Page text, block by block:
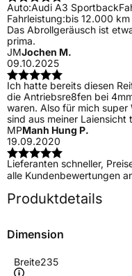
Auto:Audi A3 Sportback
Fahrleistung:bis 12.000
Das Abrollgeräusch ist
prima.
JMJochen M.
09.10.2025
Ich hatte bereits diesen
die Antriebsre8fen bei
waren. Also für mich super
sind aus meiner Laiensicht
MPManh Hung P.
19.09.2020
Lieferanten schneller,
alle Kundenbewertungen
Produktdetails
Dimension
Breite235